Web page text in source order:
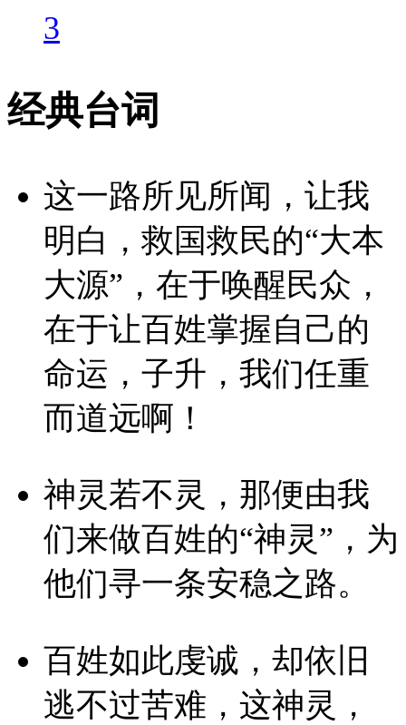
3
经典台词
这一路所见所闻，让我
明白，救国救民的“大本
大源”，在于唤醒民众，
在于让百姓掌握自己的
命运，子升，我们任重
而道远啊！
神灵若不灵，那便由我
们来做百姓的“神灵”，为
他们寻一条安稳之路。
百姓如此虔诚，却依旧
逃不过苦难，这神灵，